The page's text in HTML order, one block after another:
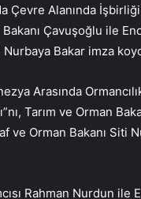
Çevre Alanında
Bakanı Çavuşoğlu ile
Nurbaya Bakar imza
Arasında
Tarım ve Orman
ve Orman Bakanı Siti
Rahman Nurdun ile